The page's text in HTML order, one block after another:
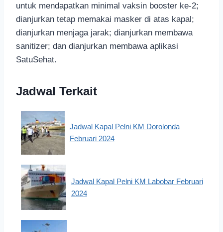
untuk mendapatkan minimal vaksin booster ke-2;
dianjurkan tetap memakai masker di atas kapal;
dianjurkan menjaga jarak; dianjurkan membawa
sanitizer; dan dianjurkan membawa aplikasi
SatuSehat.
Jadwal Terkait
Jadwal Kapal Pelni KM Dorolonda
Februari 2024
Jadwal Kapal Pelni KM Labobar Februari
2024